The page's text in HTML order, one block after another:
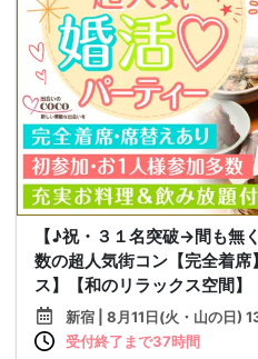
【♪祝・３１名突破→間も無
数の超人気街コン【完全着
ス】【和のリラックス空間】
新宿 | 8月11日(火・山の日)
受付終了まで37時間